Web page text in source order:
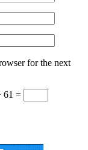
for the next
61 =